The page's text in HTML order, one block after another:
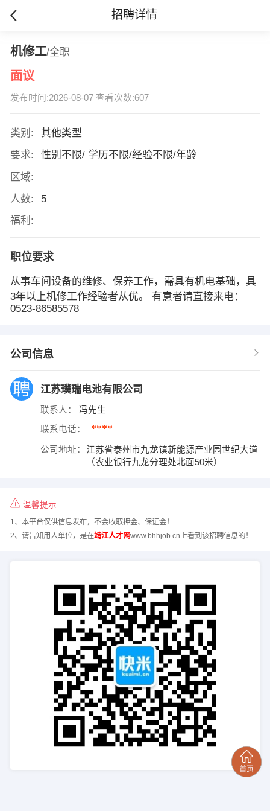
招聘详情
机修工/全职
面议
发布时间:2026-08-07 查看次数:607
类别:
其他类型
要求:
性别不限/ 学历不限/经验不限/年龄
区域:
人数:
5
福利:
职位要求
从事车间设备的维修、保养工作，需具有机电基础，具
3年以上机修工作经验者从优。 有意者请直接来电：
0523-86585578
公司信息
江苏璞瑞电池有限公司
联系人： 冯先生
联系电话： ****
公司地址：
江苏省泰州市九龙镇新能源产业园世纪大道
（农业银行九龙分理处北面50米）
温馨提示
1、本平台仅供信息发布，不会收取押金、保证金！
2、请告知用人单位，是在靖江人才网www.bhhjob.cn上看到该招聘信息的！